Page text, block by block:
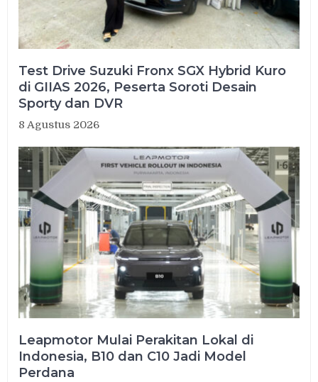
Test Drive Suzuki Fronx SGX Hybrid Kuro
di GIIAS 2026, Peserta Soroti Desain
Sporty dan DVR
8 Agustus 2026
Leapmotor Mulai Perakitan Lokal di
Indonesia, B10 dan C10 Jadi Model
Perdana